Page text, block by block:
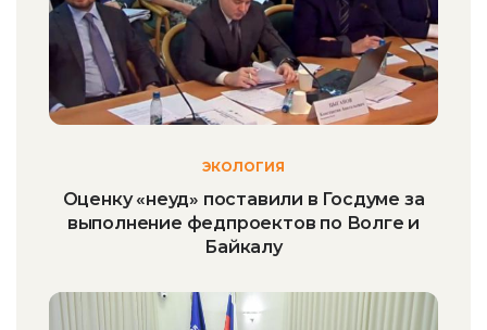
ЭКОЛОГИЯ
Оценку «неуд» поставили в Госдуме за
выполнение федпроектов по Волге и
Байкалу